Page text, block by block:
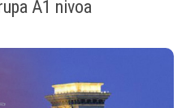
A1 nivoa